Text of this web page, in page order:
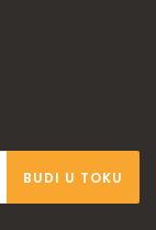
BUDI U TOKU